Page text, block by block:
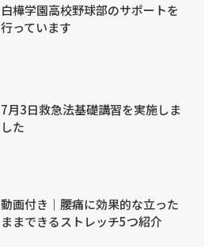
白樺学園高校野球部のサポートを
行っています
7月3日救急法基礎講習を実施しま
した
動画付き｜腰痛に効果的な立った
ままできるストレッチ5つ紹介